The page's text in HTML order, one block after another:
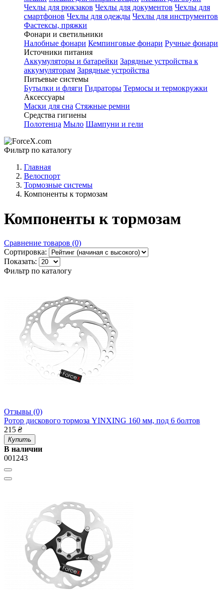
Чехлы для рюкзаков Чехлы для документов Чехлы для
смартфонов Чехлы для одежды Чехлы для инструментов
Фастексы, пряжки
Фонари и светильники
Налобные фонари Кемпинговые фонари Ручные фонари
Источники питания
Аккумуляторы и батарейки Зарядные устройства к
аккумуляторам Зарядные устройства
Питьевые системы
Бутылки и фляги Гидраторы Термосы и термокружки
Аксессуары
Маски для сна Стяжные ремни
Средства гигиены
Полотенца Мыло Шампуни и гели
Фильтр по каталогу
Главная
Велоспорт
Тормозные системы
Компоненты к тормозам
Компоненты к тормозам
Сравнение товаров (0)
Сортировка:
Показать:
Фильтр по каталогу
Отзывы (0)
Ротор дискового тормоза YINXING 160 мм, под 6 болтов
215 ₴
Купить
В наличии
001243